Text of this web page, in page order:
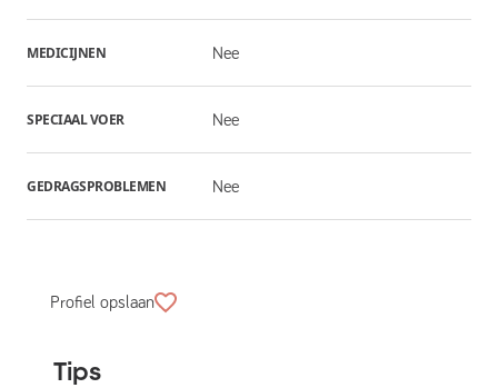
MEDICIJNEN Nee
SPECIAAL VOER Nee
GEDRAGSPROBLEMEN Nee
Profiel opslaan
Tips